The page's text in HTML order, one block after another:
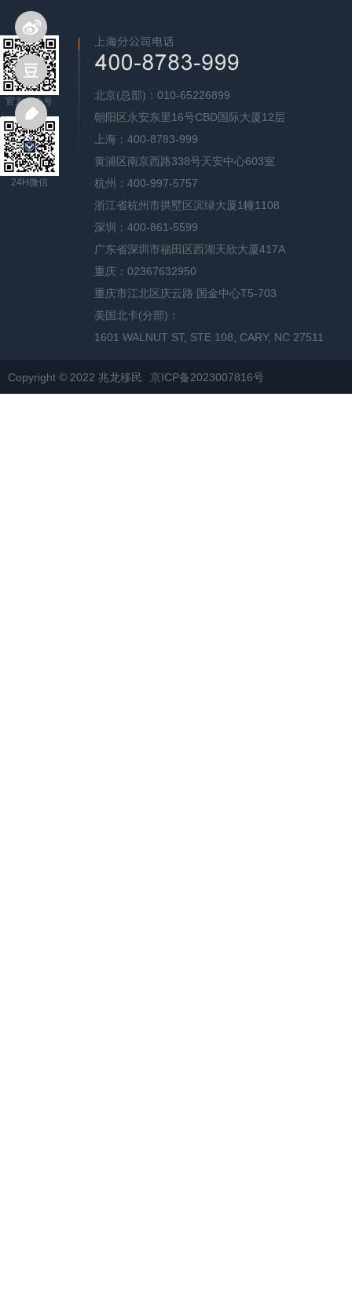
官方公众号
24H微信
北京(总部)：010-65226899
朝阳区永安东里16号CBD国际大厦12层
上海：400-8783-999
黄浦区南京西路338号天安中心603室
杭州：400-997-5757
浙江省杭州市拱墅区滨绿大厦1幢1108
深圳：400-861-5599
广东省深圳市福田区西湖天欣大厦417A
重庆：02367632950
重庆市江北区庆云路 国金中心T5-703
美国北卡(分部)：
1601 WALNUT ST, STE 108, CARY, NC 27511
Copyright © 2022 兆龙移民 京ICP备2023007816号